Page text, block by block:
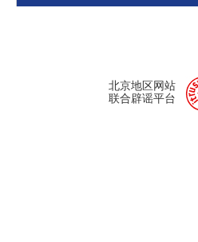
北京地区网站
联合辟谣平台